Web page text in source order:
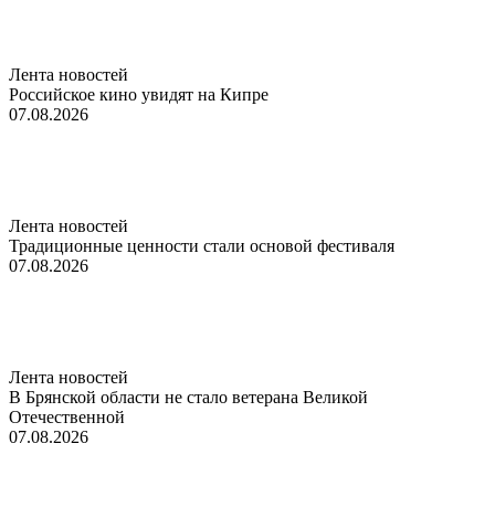
Лента новостей
Российское кино увидят на Кипре
07.08.2026
Лента новостей
Традиционные ценности стали основой фестиваля
07.08.2026
Лента новостей
В Брянской области не стало ветерана Великой
Отечественной
07.08.2026